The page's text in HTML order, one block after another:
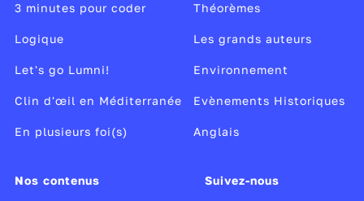
The basement
Pretend
3 minutes pour coder
Logique
Let's go Lumni!
Clin d'œil en Méditerranée
En plusieurs foi(s)
Théorèmes
Les grands auteurs
Environnement
Evènements Historiques
Anglais
Nos contenus Suivez-nous